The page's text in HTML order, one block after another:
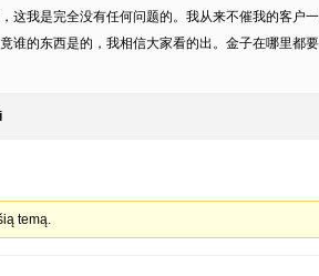
这我是完全没有任何问题的。我从来不催我的客户
谁的东西是的，我相信大家看的出。金子在哪里都
temą.